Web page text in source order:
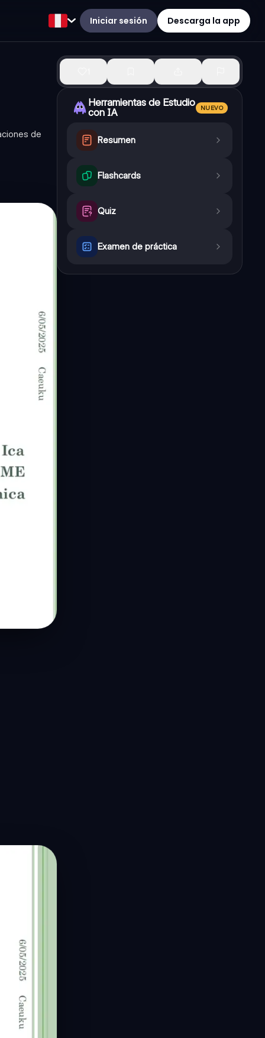
Iniciar sesión Descarga la app
de
Herramientas de Estudio
con IA
NUEVO
Resumen
Flashcards
Quiz
Examen de práctica